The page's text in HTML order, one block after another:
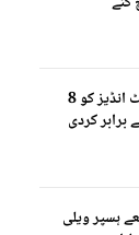
پاکستان نے دوسرا ٹیسٹ میں ویسٹ انڈیز کو 8
کردی
ہسپر ویلی